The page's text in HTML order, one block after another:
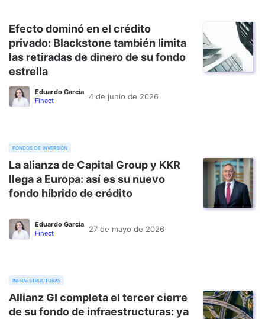
Efecto dominó en el crédito
privado: Blackstone también limita
las retiradas de dinero de su fondo
estrella
Eduardo García
Finect
4 de junio de 2026
fondos de inversión
La alianza de Capital Group y KKR
llega a Europa: así es su nuevo
fondo híbrido de crédito
Eduardo García
Finect
27 de mayo de 2026
infraestructuras
Allianz GI completa el tercer cierre
de su fondo de infraestructuras: ya